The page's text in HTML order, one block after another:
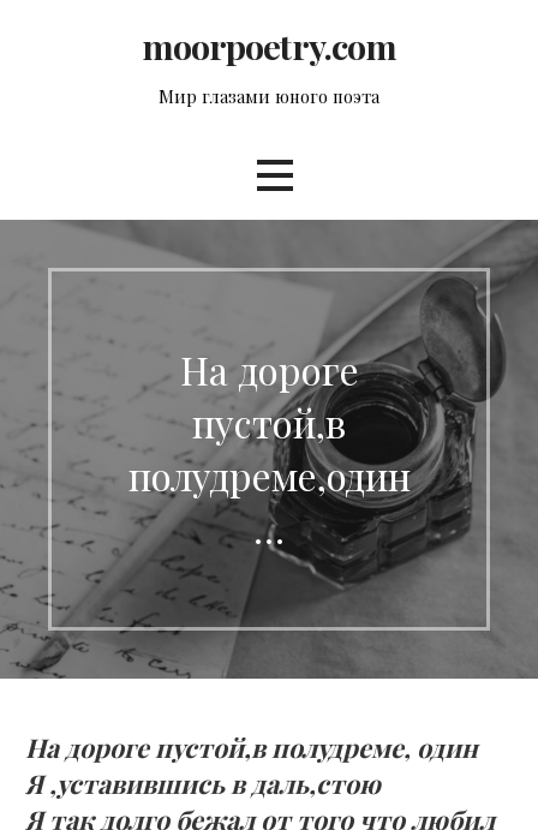
moorpoetry.com
Мир глазами юного поэта
На дороге
пустой,в
полудреме,один
…
На дороге пустой,в полудреме, один
Я ,уставившись в даль,стою
Я так долго бежал от того что любил